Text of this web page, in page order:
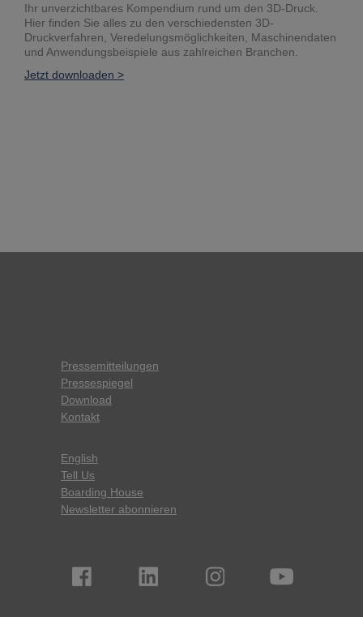
Ihr unverzichtbares Kompendium rund um den 3D-Druck.
Hier finden Sie alles zu den verschiedensten 3D-
Druckverfahren, Veredelungsmöglichkeiten, Maschinendaten
und Anwendungsbeispiele aus zahlreichen Branchen.
Jetzt downloaden >
Pressemitteilungen
Pressespiegel
Download
Kontakt
English
Tell Us
Boarding House
Newsletter abonnieren